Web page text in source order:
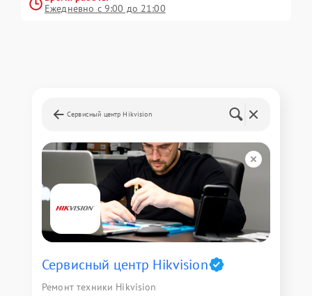
Ежедневно с 9:00 до 21:00
Сервисный центр Hikvision
Сервисный центр Hikvision
Ремонт техники Hikvision